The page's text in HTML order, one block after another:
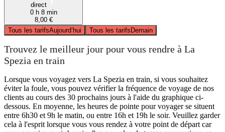
direct
0 h 8 min
8,00 €
Tous les tarifsAujourd’hui Tous les tarifsDemain
Trouvez le meilleur jour pour vous rendre à La
Spezia en train
Lorsque vous voyagez vers La Spezia en train, si vous souhaitez
éviter la foule, vous pouvez vérifier la fréquence de voyage de nos
clients au cours des 30 prochains jours à l'aide du graphique ci-
dessous. En moyenne, les heures de pointe pour voyager se situent
entre 6h30 et 9h le matin, ou entre 16h et 19h le soir. Veuillez garder
cela à l'esprit lorsque vous vous rendez à votre point de départ car